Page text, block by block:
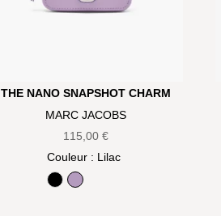
THE NANO SNAPSHOT CHARM
MARC JACOBS
115,00€
Couleur : Lilac
BlackLilac